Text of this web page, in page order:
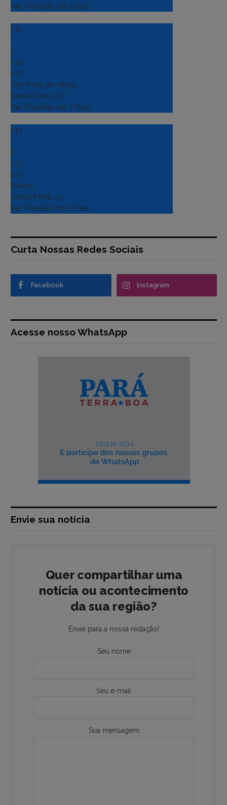
Ver Previsão de 7 Dias
+33
°
C
+38°
+22°
Sao Felix do Xingu
Sexta-Feira, 07
Ver Previsão de 7 Dias
+33
°
C
+33°
+23°
Belém
Sexta-Feira, 07
Ver Previsão de 7 Dias
Curta Nossas Redes Sociais
Facebook Instagram
Acesse nosso WhatsApp
Envie sua notícia
Quer compartilhar uma
notícia ou acontecimento
da sua região?
Envie para a nossa redação!
Seu nome
Seu e-mail
Sua mensagem